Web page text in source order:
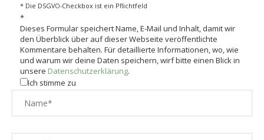
* Die DSGVO-Checkbox ist ein Pflichtfeld
*
Dieses Formular speichert Name, E-Mail und Inhalt, damit wir
den Überblick über auf dieser Webseite veröffentlichte
Kommentare behalten. Für detaillierte Informationen, wo, wie
und warum wir deine Daten speichern, wirf bitte einen Blick in
unsere Datenschutzerklärung.
Ich stimme zu